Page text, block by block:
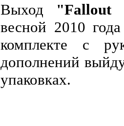
Выход "Fallout
весной 2010
комплекте с
дополнений
упаковках.